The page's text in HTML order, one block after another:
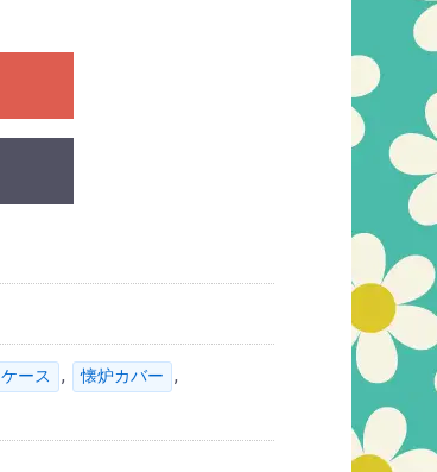
ース , 懐炉カバー ,